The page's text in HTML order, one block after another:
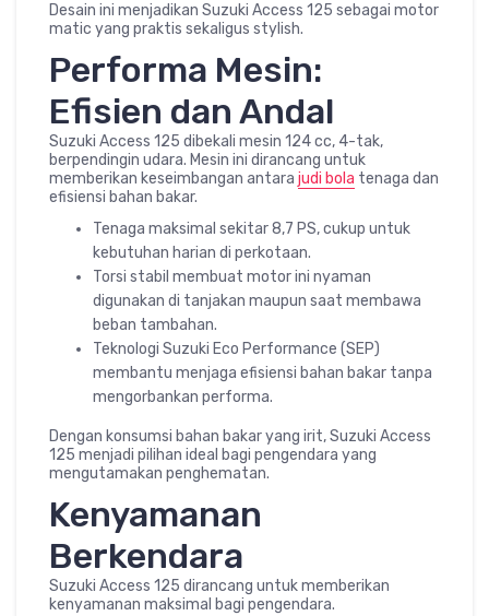
Desain ini menjadikan Suzuki Access 125 sebagai motor
matic yang praktis sekaligus stylish.
Performa Mesin:
Efisien dan Andal
Suzuki Access 125 dibekali mesin 124 cc, 4-tak,
berpendingin udara. Mesin ini dirancang untuk
memberikan keseimbangan antara judi bola tenaga dan
efisiensi bahan bakar.
Tenaga maksimal sekitar 8,7 PS, cukup untuk
kebutuhan harian di perkotaan.
Torsi stabil membuat motor ini nyaman
digunakan di tanjakan maupun saat membawa
beban tambahan.
Teknologi Suzuki Eco Performance (SEP)
membantu menjaga efisiensi bahan bakar tanpa
mengorbankan performa.
Dengan konsumsi bahan bakar yang irit, Suzuki Access
125 menjadi pilihan ideal bagi pengendara yang
mengutamakan penghematan.
Kenyamanan
Berkendara
Suzuki Access 125 dirancang untuk memberikan
kenyamanan maksimal bagi pengendara.